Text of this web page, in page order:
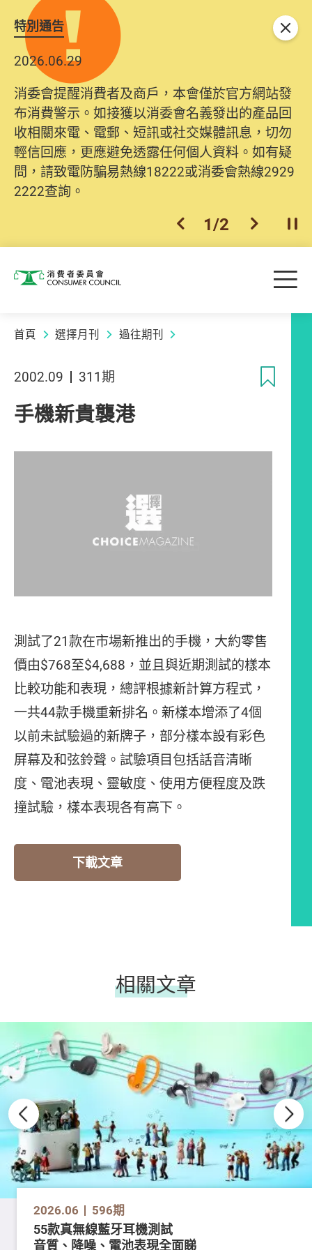
特別通告
2026.06.29
消委會提醒消費者及商戶，本會僅於官方網站發
布消費警示。如接獲以消委會名義發出的產品回
收相關來電、電郵、短訊或社交媒體訊息，切勿
輕信回應，更應避免透露任何個人資料。如有疑
問，請致電防騙易熱線18222或消委會熱線2929
2222查詢。
上一個
1/2 下一個開
關閉
消費者委員會 目
首頁 選擇月刊 過往期刊
2002.09 311期
手機新貴襲港
測試了21款在市場新推出的手機，大約零售
價由$768至$4,688，並且與近期測試的樣本
比較功能和表現，總評根據新計算方程式，
一共44款手機重新排名。新樣本增添了4個
以前未試驗過的新牌子，部分樣本設有彩色
屏幕及和弦鈴聲。試驗項目包括話音清晰
度、電池表現、靈敏度、使用方便程度及跌
撞試驗，樣本表現各有高下。
下載文章
相關文章
2026.06 596期
55款真無線藍牙耳機測試
音質、降噪、電池表現全面睇